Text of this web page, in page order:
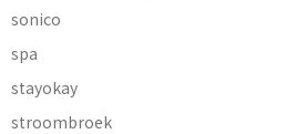
sonico
spa
stayokay
stroombroek